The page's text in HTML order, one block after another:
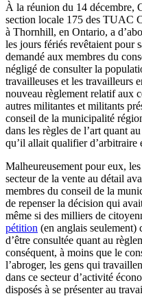
À la réunion du 14 décembre,
section locale 175 des TUAC
à Thornhill, en Ontario, a
les jours fériés revêtaient pour
demandé aux membres du
négligé de consulter la
travailleuses et les travailleurs
nouveau règlement relatif aux
autres militantes et militants
conseil de la municipalité
dans les règles de l’art quant
qu’il allait qualifier d’arbitraire
Malheureusement pour eux,
secteur de la vente au détail
membres du conseil de la
de repenser la décision qui
même si des milliers de
pétition (en anglais
d’être consultée quant au
conséquent, à moins que le
l’abroger, les gens qui
dans ce secteur d’activité
disposés à se présenter au